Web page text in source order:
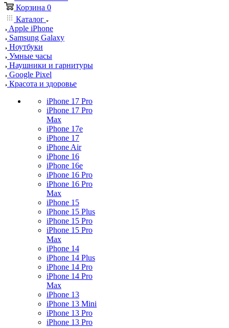
Корзина 0
Каталог
Apple iPhone
Samsung Galaxy
Ноутбуки
Умные часы
Наушники и гарнитуры
Google Pixel
Красота и здоровье
iPhone 17 Pro
iPhone 17 Pro
Max
iPhone 17e
iPhone 17
iPhone Air
iPhone 16
iPhone 16e
iPhone 16 Pro
iPhone 16 Pro
Max
iPhone 15
iPhone 15 Plus
iPhone 15 Pro
iPhone 15 Pro
Max
iPhone 14
iPhone 14 Plus
iPhone 14 Pro
iPhone 14 Pro
Max
iPhone 13
iPhone 13 Mini
iPhone 13 Pro
iPhone 13 Pro